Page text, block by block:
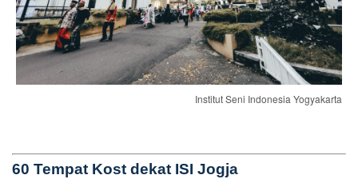
Institut Seni Indonesia Yogyakarta
60 Tempat Kost dekat ISI Jogja